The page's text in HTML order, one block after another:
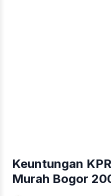
Keuntungan
Murah Bogor